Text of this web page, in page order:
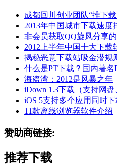
成都回川创业团队“推下
2013年中国城市下载速度
非会员获取QQ旋风分享
2012上半年中国十大下载
揭秘恶意下载站吸金潜规
什么是PT下载？国内著名
海盗湾：2012是风暴之年
iDown 1.3下载（支持网盘
iOS 5支持多个应用同时下
11款离线浏览器软件介绍
赞助商链接:
推荐下载